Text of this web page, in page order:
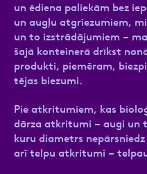
un ēdiena paliekām bez
un augļu atgriezumiem,
un to izstrādājumiem –
šajā konteinerā drīkst
produkti, piemēram,
tējas biezumi.
Pie atkritumiem, kas
dārza atkritumi – augi un
kuru diametrs
arī telpu atkritumi –